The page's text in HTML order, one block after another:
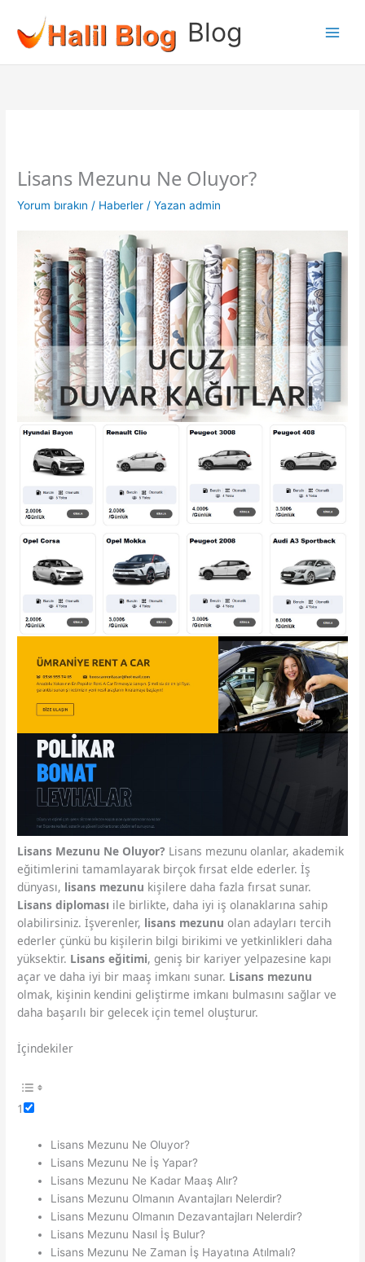
Blog
Lisans Mezunu Ne Oluyor?
Yorum bırakın / Haberler / Yazan admin
Lisans Mezunu Ne Oluyor? Lisans mezunu olanlar, akademik
eğitimlerini tamamlayarak birçok fırsat elde ederler. İş
dünyası, lisans mezunu kişilere daha fazla fırsat sunar.
Lisans diploması ile birlikte, daha iyi iş olanaklarına sahip
olabilirsiniz. İşverenler, lisans mezunu olan adayları tercih
ederler çünkü bu kişilerin bilgi birikimi ve yetkinlikleri daha
yüksektir. Lisans eğitimi, geniş bir kariyer yelpazesine kapı
açar ve daha iyi bir maaş imkanı sunar. Lisans mezunu
olmak, kişinin kendini geliştirme imkanı bulmasını sağlar ve
daha başarılı bir gelecek için temel oluşturur.
İçindekiler
1
Lisans Mezunu Ne Oluyor?
Lisans Mezunu Ne İş Yapar?
Lisans Mezunu Ne Kadar Maaş Alır?
Lisans Mezunu Olmanın Avantajları Nelerdir?
Lisans Mezunu Olmanın Dezavantajları Nelerdir?
Lisans Mezunu Nasıl İş Bulur?
Lisans Mezunu Ne Zaman İş Hayatına Atılmalı?